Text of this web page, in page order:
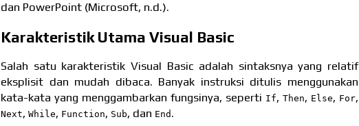
dan PowerPoint (Microsoft, n.d.).
Karakteristik Utama Visual Basic
Salah satu karakteristik Visual Basic adalah sintaksnya yang relatif
eksplisit dan mudah dibaca. Banyak instruksi ditulis menggunakan
kata-kata yang menggambarkan fungsinya, seperti If, Then, Else, For,
Next, While, Function, Sub, dan End .